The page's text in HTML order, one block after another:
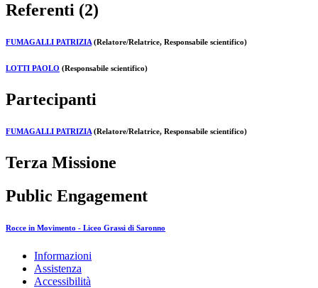
Referenti (2)
FUMAGALLI PATRIZIA(Relatore/Relatrice, Responsabile scientifico)
LOTTI PAOLO (Responsabile scientifico)
Partecipanti
FUMAGALLI PATRIZIA (Relatore/Relatrice, Responsabile scientifico)
Terza Missione
Public Engagement
Rocce in Movimento - Liceo Grassi di Saronno
Informazioni
Assistenza
Accessibilità